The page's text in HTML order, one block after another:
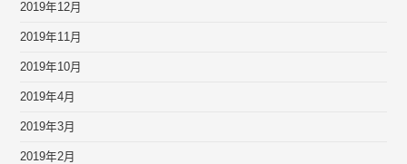
2019年12月
2019年11月
2019年10月
2019年4月
2019年3月
2019年2月